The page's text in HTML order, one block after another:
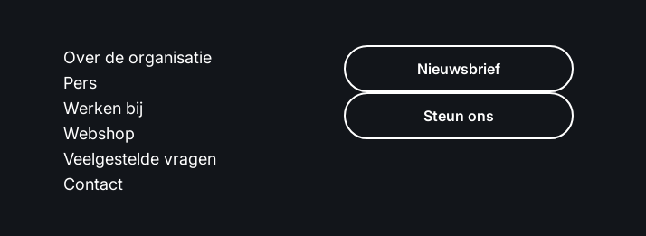
Over de organisatie
Pers
Werken bij
Webshop
Veelgestelde vragen
Contact
Nieuwsbrief
Steun ons